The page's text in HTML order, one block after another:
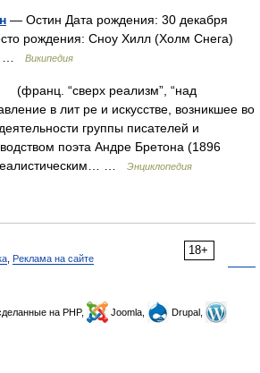
— Остин Дата рождения: 30 декабря
рождения: Сноу Хилл (Холм Снега)
…
Википедия
“сверх реализм”, “над
в лит ре и искусстве, возникшее во
группы писателей и
поэта Андре Бретона (1896
…
Энциклопедия
18+
Реклама на сайте
сделанные на PHP, Joomla,
Drupal,